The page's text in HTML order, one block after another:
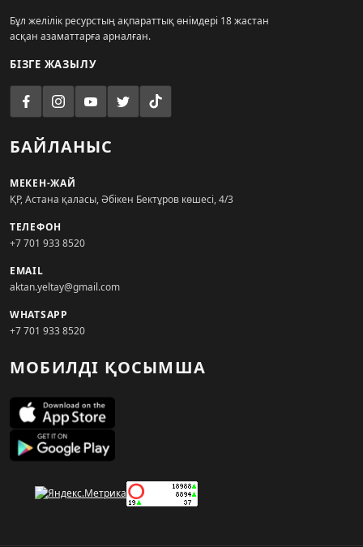
Бұл желілік ресурстың ақпараттық өнімдері 18 жастан
асқан азаматтарға арналған.
БІЗГЕ ЖАЗЫЛУ
БАЙЛАНЫС
МЕКЕН-ЖАЙ
ҚР, Астана қаласы, Әбікен Бектұров көшесі, 4/3
ТЕЛЕФОН
+7 701 933 8520
EMAIL
aktan.yeltay@gmail.com
WHATSAPP
+7 701 933 8520
МОБИЛДІ ҚОСЫМША